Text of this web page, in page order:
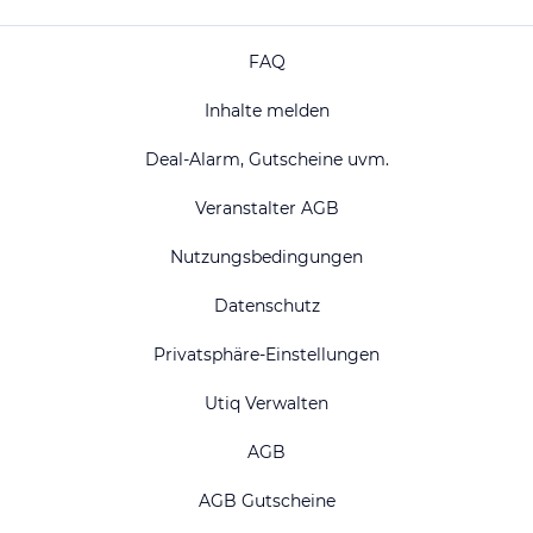
FAQ
Inhalte melden
Deal-Alarm, Gutscheine uvm.
Veranstalter AGB
Nutzungsbedingungen
Datenschutz
Privatsphäre-Einstellungen
Utiq Verwalten
AGB
AGB Gutscheine